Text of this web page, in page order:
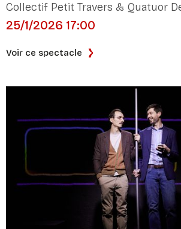
Collectif Petit Travers & Quatuor
25/1/2026 17:00
Voir ce spectacle